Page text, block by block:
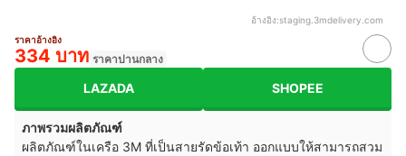
อ้างอิง:staging.3mdelivery.com
ราคาอ้างอิง
334 บาท ราคาปานกลาง
LAZADA SHOPEE
ภาพรวมผลิตภัณฑ์
ผลิตภัณฑ์ในเครือ 3M ที่เป็นสายรัดข้อเท้า ออกแบบให้สามารถสวม